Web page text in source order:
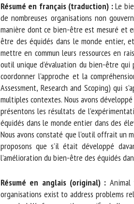
Résumé en français (traduction) : Le
de nombreuses organisations non
manière dont ce bien-être est mesuré et
être des équidés dans le monde entier,
mettre en commun leurs ressources en
outil unique d’évaluation du bien-être
coordonner l’approche et la
Assessment, Research and Scoping) qui
multiples contextes. Nous avons
présentons les résultats de
équidés dans le monde entier dans des
Nous avons constaté que l’outil offrait un
proposons que s’il était développé
l’amélioration du bien-être des équidés
Résumé en anglais (original) : Animal
organisations exist to address problems